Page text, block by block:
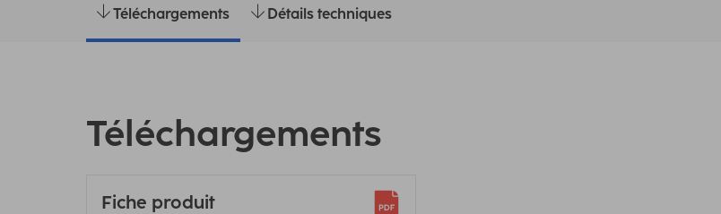
Téléchargements Détails techniques
Téléchargements
Fiche produit